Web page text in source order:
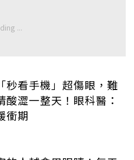
秒看手機」超傷眼，難
酸澀一整天！眼科醫：
衝期